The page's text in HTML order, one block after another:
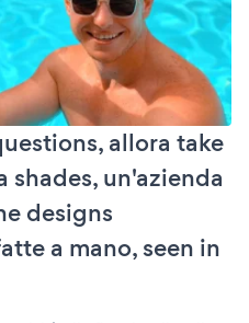
allora take
shades, un'azienda
designs
a mano, seen in